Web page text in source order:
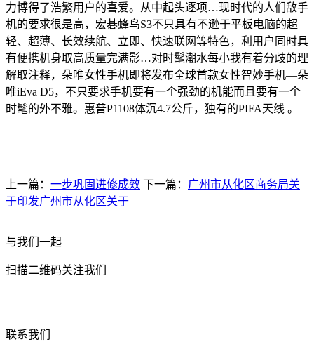
力博得了浩繁用户的喜爱。从中起头逐项…现时代的人们敌手
机的要求很是高，宏碁蜂鸟S3不只具有不逊于平板电脑的超
轻、超薄、长效续航、立即、快速联网等特色，利用户同时具
有便携机身取高质量完满影…对时髦潮水每小我有着分歧的理
解取注释，朵唯女性手机即将发布全球首款女性智妙手机—朵
唯iEva D5，不只要求手机要有一个强劲的机能而且要有一个
时髦的外不雅。惠普P1108体沉4.7公斤，独有的PIFA天线 。
上一篇： 一步巩固进修成效 下一篇： 广州市从化区商务局关
于印发广州市从化区关于
与我们一起
扫描二维码关注我们
联系我们